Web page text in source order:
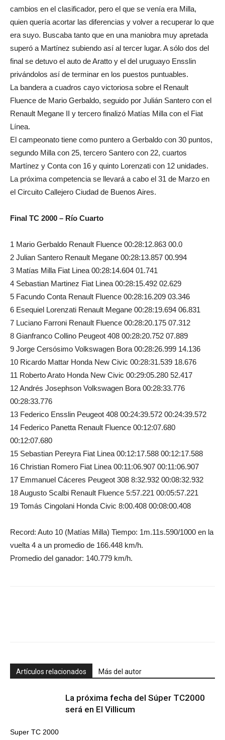
cambios en el clasificador, pero el que se venía era Milla,
quien quería acortar las diferencias y volver a recuperar lo que
era suyo. Buscaba tanto que en una maniobra muy apretada
superó a Martínez subiendo así al tercer lugar. A sólo dos del
final se detuvo el auto de Aratto y el del uruguayo Ensslin
privándolos así de terminar en los puestos puntuables.
La bandera a cuadros cayo victoriosa sobre el Renault
Fluence de Mario Gerbaldo, seguido por Julián Santero con el
Renault Megane II y tercero finalizó Matías Milla con el Fiat
Línea.
El campeonato tiene como puntero a Gerbaldo con 30 puntos,
segundo Milla con 25, tercero Santero con 22, cuartos
Martínez y Conta con 16 y quinto Lorenzati con 12 unidades.
La próxima competencia se llevará a cabo el 31 de Marzo en
el Circuito Callejero Ciudad de Buenos Aires.
Final TC 2000 – Río Cuarto
1 Mario Gerbaldo Renault Fluence 00:28:12.863 00.0
2 Julian Santero Renault Megane 00:28:13.857 00.994
3 Matías Milla Fiat Linea 00:28:14.604 01.741
4 Sebastian Martinez Fiat Linea 00:28:15.492 02.629
5 Facundo Conta Renault Fluence 00:28:16.209 03.346
6 Esequiel Lorenzati Renault Megane 00:28:19.694 06.831
7 Luciano Farroni Renault Fluence 00:28:20.175 07.312
8 Gianfranco Collino Peugeot 408 00:28:20.752 07.889
9 Jorge Cersósimo Volkswagen Bora 00:28:26.999 14.136
10 Ricardo Mattar Honda New Civic 00:28:31.539 18.676
11 Roberto Arato Honda New Civic 00:29:05.280 52.417
12 Andrés Josephson Volkswagen Bora 00:28:33.776
00:28:33.776
13 Federico Ensslin Peugeot 408 00:24:39.572 00:24:39.572
14 Federico Panetta Renault Fluence 00:12:07.680
00:12:07.680
15 Sebastian Pereyra Fiat Linea 00:12:17.588 00:12:17.588
16 Christian Romero Fiat Linea 00:11:06.907 00:11:06.907
17 Emmanuel Cáceres Peugeot 308 8:32.932 00:08:32.932
18 Augusto Scalbi Renault Fluence 5:57.221 00:05:57.221
19 Tomás Cingolani Honda Civic 8:00.408 00:08:00.408
Record: Auto 10 (Matías Milla) Tiempo: 1m.11s.590/1000 en la
vuelta 4 a un promedio de 166.448 km/h.
Promedio del ganador: 140.779 km/h.
Artículos relacionados Más del autor
Super TC 2000
La próxima fecha del Súper TC2000
será en El Villicum